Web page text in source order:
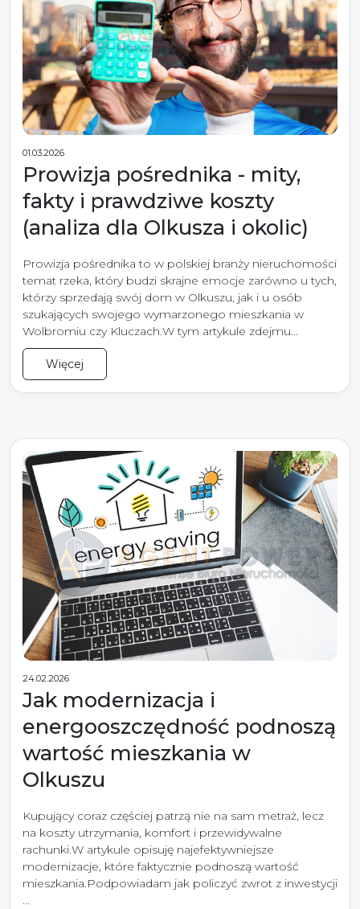
01.03.2026
Prowizja pośrednika - mity,
fakty i prawdziwe koszty
(analiza dla Olkusza i okolic)
Prowizja pośrednika to w polskiej branży nieruchomości
temat rzeka, który budzi skrajne emocje zarówno u tych,
którzy sprzedają swój dom w Olkuszu, jak i u osób
szukających swojego wymarzonego mieszkania w
Wolbromiu czy Kluczach.W tym artykule zdejmu...
Więcej
24.02.2026
Jak modernizacja i
energooszczędność podnoszą
wartość mieszkania w
Olkuszu
Kupujący coraz częściej patrzą nie na sam metraż, lecz
na koszty utrzymania, komfort i przewidywalne
rachunki.W artykule opisuję najefektywniejsze
modernizacje, które faktycznie podnoszą wartość
mieszkania.Podpowiadam jak policzyć zwrot z inwestycji
...